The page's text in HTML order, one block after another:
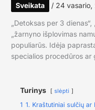
Sveikata / 24 vasario,
„Detoksas per 3
„žarnyno išplovimas
populiarūs. Idėja
specialios procedūros ar
Turinys slėpti
1 1. Kraštutiniai sulčių